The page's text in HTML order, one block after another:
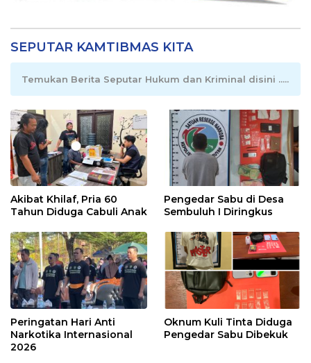
SEPUTAR KAMTIBMAS KITA
Temukan Berita Seputar Hukum dan Kriminal disini .....
Akibat Khilaf, Pria 60
Tahun Diduga Cabuli Anak
Pengedar Sabu di Desa
Sembuluh I Diringkus
Peringatan Hari Anti
Narkotika Internasional
2026
Oknum Kuli Tinta Diduga
Pengedar Sabu Dibekuk